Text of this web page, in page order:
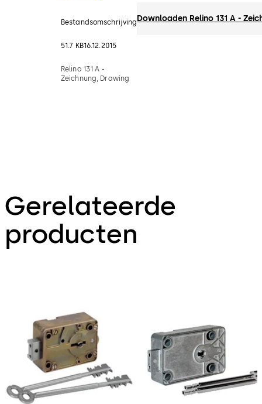
Bestandsomschrijving
51.7 KB16.12.2015
Relino 131 A -
Zeichnung, Drawing
Downloaden Relino 131 A -
Gerelateerde
producten